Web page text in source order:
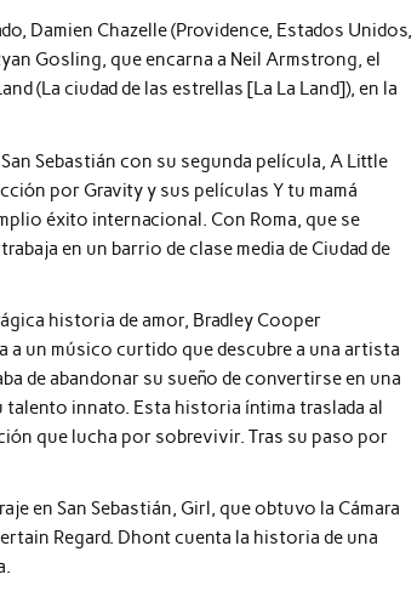
Damien Chazelle (Providence, Estados Unidos,
Gosling, que encarna a Neil Armstrong, el
(La ciudad de las estrellas [La La Land]), en la
Sebastián con su segunda película, A Little
por Gravity y sus películas Y tu mamá
éxito internacional. Con Roma, que se
en un barrio de clase media de Ciudad de
historia de amor, Bradley Cooper
a un músico curtido que descubre a una artista
de abandonar su sueño de convertirse en una
talento innato. Esta historia íntima traslada al
que lucha por sobrevivir. Tras su paso por
en San Sebastián, Girl, que obtuvo la Cámara
Regard. Dhont cuenta la historia de una